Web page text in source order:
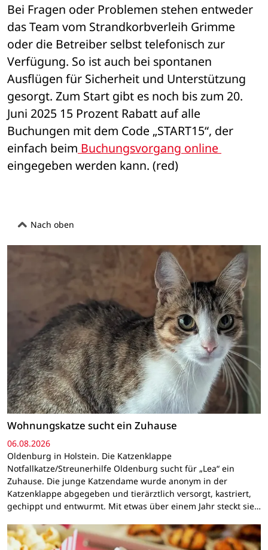
Bei Fragen oder Problemen stehen entweder
das Team vom Strandkorbverleih Grimme
oder die Betreiber selbst telefonisch zur
Verfügung. So ist auch bei spontanen
Ausflügen für Sicherheit und Unterstützung
gesorgt. Zum Start gibt es noch bis zum 20.
Juni 2025 15 Prozent Rabatt auf alle
Buchungen mit dem Code „START15“, der
einfach beim
eingegeben werden kann. (red)
Nach oben
Wohnungskatze sucht ein Zuhause
06.08.2026
Oldenburg in Holstein. Die Katzenklappe
Notfallkatze/Streunerhilfe Oldenburg sucht für „Lea“ ein
Zuhause. Die junge Katzendame wurde anonym in der
Katzenklappe abgegeben und tierärztlich versorgt, kastriert,
gechippt und entwurmt. Mit etwas über einem Jahr steckt sie…